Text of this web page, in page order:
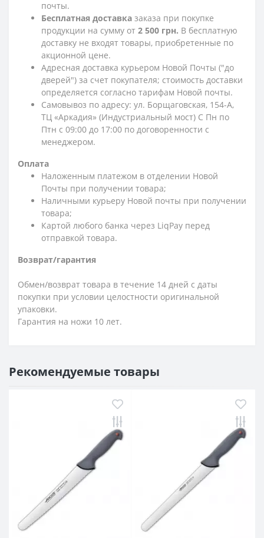
почты.
Бесплатная доставка заказа при покупке
продукции на сумму от 2 500 грн. В бесплатную
доставку не входят товары, приобретенные по
акционной цене.
Адресная доставка курьером Новой Почты ("до
дверей") за счет покупателя; стоимость доставки
определяется согласно тарифам Новой почты.
Самовывоз по адресу: ул. Борщаговская, 154-А,
ТЦ «Аркадия» (Индустриальный мост) С Пн по
Птн с 09:00 до 17:00 по договоренности с
менеджером.
Оплата
Наложенным платежом в отделении Новой
Почты при получении товара;
Наличными курьеру Новой почты при получении
товара;
Картой любого банка через LiqPay перед
отправкой товара.
Возврат/гарантия
Обмен/возврат товара в течение 14 дней с даты
покупки при условии целостности оригинальной
упаковки.
Гарантия на ножи 10 лет.
Рекомендуемые товары